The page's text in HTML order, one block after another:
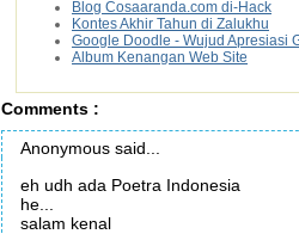
Blog Cosaaranda.com di-Hack
Kontes Akhir Tahun di Zalukhu
Google Doodle - Wujud Apresiasi
Album Kenangan Web Site
Comments :
Anonymous said...
eh udh ada Poetra Indonesia
he...
salam kenal